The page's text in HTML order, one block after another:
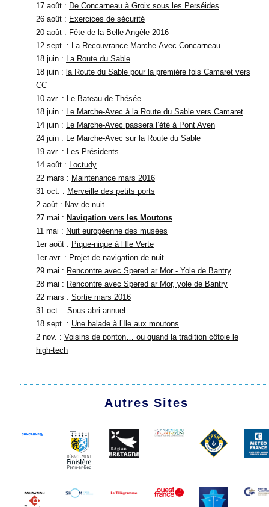
17 août : De Concarneau à Groix sous les Perséides
26 août : Exercices de sécurité
20 août : Fête de la Belle Angèle 2016
12 sept. :
La Recouvrance Marche-Avec Concarneau...
18 juin :
La Route du Sable
18 juin : la Route du Sable pour la première fois Camaret vers
CC
10 avr. :
Le Bateau de Thésée
18 juin :
Le Marche-Avec à la Route du Sable vers Camaret
14 juin :
Le Marche-Avec passera l’été à Pont Aven
24 juin :
Le Marche-Avec sur la Route du Sable
19 avr. :
Les Présidents...
14 août :
Loctudy
22 mars : Maintenance mars 2016
31 oct. : Merveille des petits ports
2 août : Nav de nuit
27 mai : Navigation vers les Moutons
11 mai : Nuit européenne des musées
1er août : Pique-nique à l’Ile Verte
1er avr. : Projet de navigation de nuit
29 mai : Rencontre avec Spered ar Mor - Yole de Bantry
28 mai : Rencontre avec Spered ar Mor, yole de Bantry
22 mars : Sortie mars 2016
31 oct. : Sous abri annuel
18 sept. : Une balade à l’Ile aux moutons
2 nov. : Voisins de ponton… ou quand la tradition côtoie le
high-tech
Autres Sites